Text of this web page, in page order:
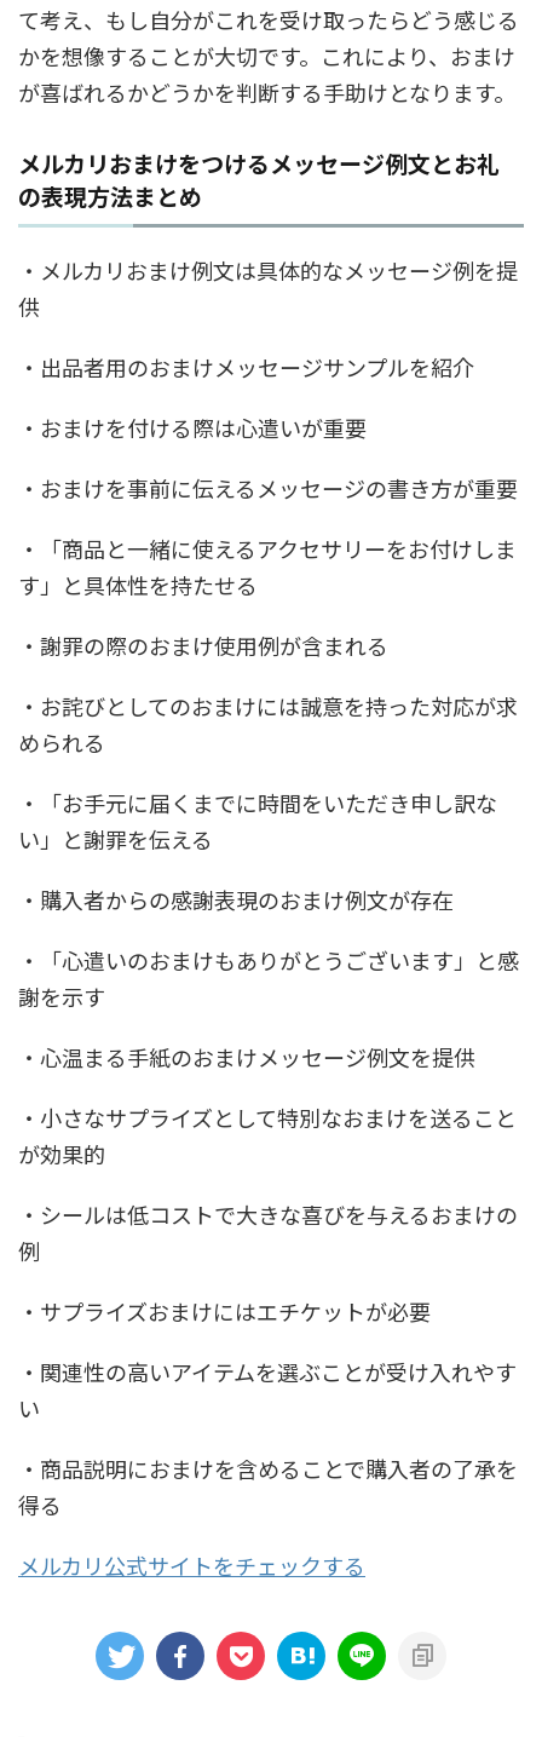
て考え、もし自分がこれを受け取ったらどう感じる
かを想像することが大切です。これにより、おまけ
が喜ばれるかどうかを判断する手助けとなります。
メルカリおまけをつけるメッセージ例文とお礼
の表現方法まとめ
・メルカリおまけ例文は具体的なメッセージ例を提
供
・出品者用のおまけメッセージサンプルを紹介
・おまけを付ける際は心遣いが重要
・おまけを事前に伝えるメッセージの書き方が重要
・「商品と一緒に使えるアクセサリーをお付けしま
す」と具体性を持たせる
・謝罪の際のおまけ使用例が含まれる
・お詫びとしてのおまけには誠意を持った対応が求
められる
・「お手元に届くまでに時間をいただき申し訳な
い」と謝罪を伝える
・購入者からの感謝表現のおまけ例文が存在
・「心遣いのおまけもありがとうございます」と感
謝を示す
・心温まる手紙のおまけメッセージ例文を提供
・小さなサプライズとして特別なおまけを送ること
が効果的
・シールは低コストで大きな喜びを与えるおまけの
例
・サプライズおまけにはエチケットが必要
・関連性の高いアイテムを選ぶことが受け入れやす
い
・商品説明におまけを含めることで購入者の了承を
得る
メルカリ公式サイトをチェックする